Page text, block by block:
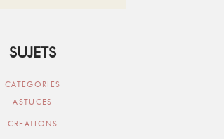
SUJETS
CATEGORIES
ASTUCES
CREATIONS